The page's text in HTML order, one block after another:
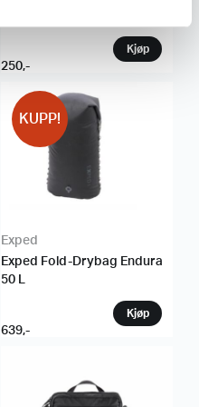
250,-
KUPP!
Exped
Exped Fold-Drybag Endura
50 L
639,-